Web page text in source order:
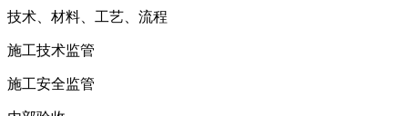
技术、材料、工艺、流程
施工技术监管
施工安全监管